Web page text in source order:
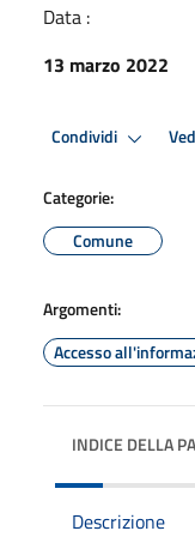
Data :
13 marzo 2022
Condividi
Categorie:
Comune
Argomenti:
Accesso
INDICE DELLA
Descrizione